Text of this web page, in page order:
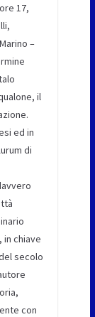
17,
–
il
ed in
di
chiave
secolo
con